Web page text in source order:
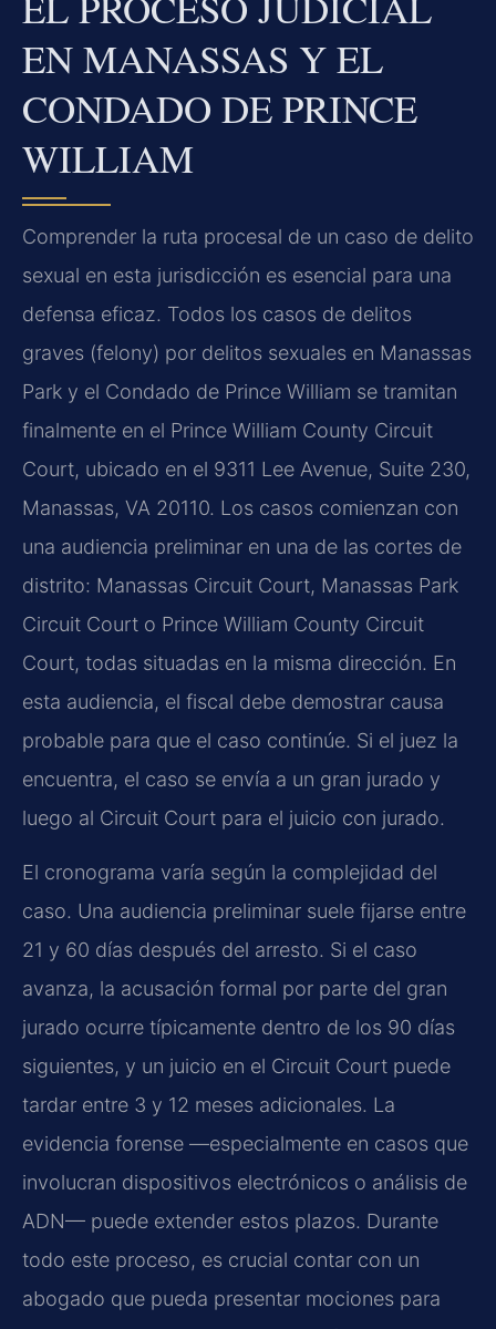
EN MANASSAS Y EL
CONDADO DE PRINCE
WILLIAM
Comprender la ruta procesal de un caso de delito
sexual en esta jurisdicción es esencial para una
defensa eficaz. Todos los casos de delitos
graves (felony) por delitos sexuales en Manassas
Park y el Condado de Prince William se tramitan
finalmente en el Prince William County Circuit
Court, ubicado en el 9311 Lee Avenue, Suite 230,
Manassas, VA 20110. Los casos comienzan con
una audiencia preliminar en una de las cortes de
distrito: Manassas Circuit Court, Manassas Park
Circuit Court o Prince William County Circuit
Court, todas situadas en la misma dirección. En
esta audiencia, el fiscal debe demostrar causa
probable para que el caso continúe. Si el juez la
encuentra, el caso se envía a un gran jurado y
luego al Circuit Court para el juicio con jurado.
El cronograma varía según la complejidad del
caso. Una audiencia preliminar suele fijarse entre
21 y 60 días después del arresto. Si el caso
avanza, la acusación formal por parte del gran
jurado ocurre típicamente dentro de los 90 días
siguientes, y un juicio en el Circuit Court puede
tardar entre 3 y 12 meses adicionales. La
evidencia forense —especialmente en casos que
involucran dispositivos electrónicos o análisis de
ADN— puede extender estos plazos. Durante
todo este proceso, es crucial contar con un
abogado que pueda presentar mociones para